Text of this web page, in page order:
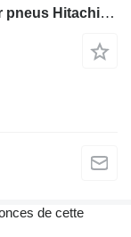
Vérin hydraulique pour chargeuse sur pneus Hitachi ZW250
de cette